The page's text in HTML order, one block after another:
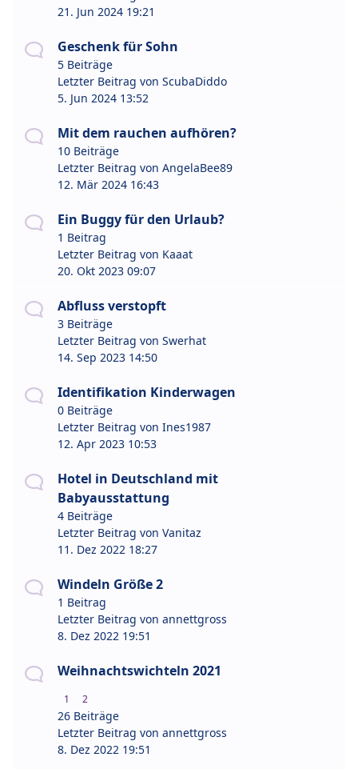
21. Jun 2024 19:21
Geschenk für Sohn
5 Beiträge
Letzter Beitrag von ScubaDiddo
5. Jun 2024 13:52
Mit dem rauchen aufhören?
10 Beiträge
Letzter Beitrag von AngelaBee89
12. Mär 2024 16:43
Ein Buggy für den Urlaub?
1 Beitrag
Letzter Beitrag von Kaaat
20. Okt 2023 09:07
Abfluss verstopft
3 Beiträge
Letzter Beitrag von Swerhat
14. Sep 2023 14:50
Identifikation Kinderwagen
0 Beiträge
Letzter Beitrag von Ines1987
12. Apr 2023 10:53
Hotel in Deutschland mit
Babyausstattung
4 Beiträge
Letzter Beitrag von Vanitaz
11. Dez 2022 18:27
Windeln Größe 2
1 Beitrag
Letzter Beitrag von annettgross
8. Dez 2022 19:51
Weihnachtswichteln 2021
1 2
26 Beiträge
Letzter Beitrag von annettgross
8. Dez 2022 19:51